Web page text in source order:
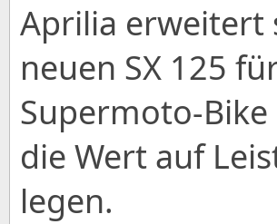
Aprilia erweitert
neuen SX 125
Supermoto-
die Wert auf
legen.